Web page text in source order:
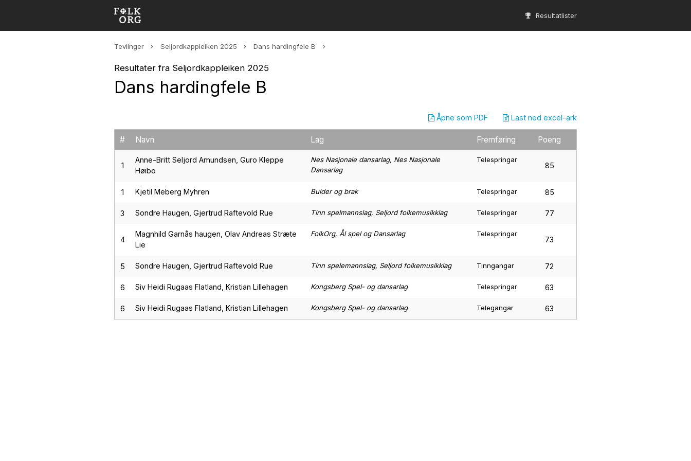
Resultatlister
Tevlinger Seljordkappleiken 2025 Dans hardingfele B
Resultater fra Seljordkappleiken 2025
Dans hardingfele B
Last ned excel-ark
Åpne som PDF
# Navn Lag Fremføring Poeng
1
Anne-Britt Seljord Amundsen, Guro Kleppe
Høibo
Nes Nasjonale dansarlag, Nes Nasjonale
Dansarlag
Telespringar
85
1 Kjetil Meberg Myhren Bulder og brak Telespringar 85
3 Sondre Haugen, Gjertrud Raftevold Rue Tinn spelmannslag, Seljord folkemusikklag Telespringar 77
4
Magnhild Garnås haugen, Olav Andreas Stræte
Lie
FolkOrg, Ål spel og Dansarlag Telespringar
73
5 Sondre Haugen, Gjertrud Raftevold Rue Tinn spelemannslag, Seljord folkemusikklag Tinngangar 72
6 Siv Heidi Rugaas Flatland, Kristian Lillehagen Kongsberg Spel- og dansarlag Telespringar 63
6 Siv Heidi Rugaas Flatland, Kristian Lillehagen Kongsberg Spel- og dansarlag Telegangar 63